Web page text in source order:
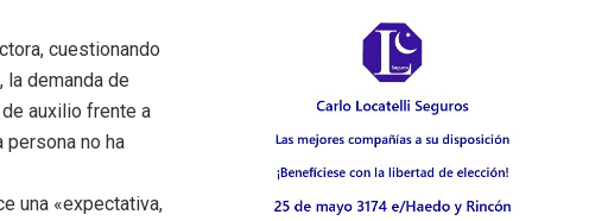
cuestionando
demanda de
auxilio frente a
no ha
una «expectativa,